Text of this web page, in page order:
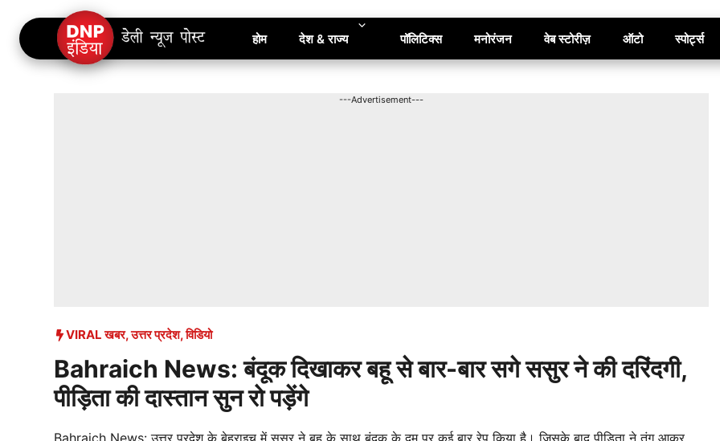
Skip
content
होम देश & राज्य पॉलिटिक्स मनोरंजन वेब स्टोरीज़ ऑटो स्पोर्ट्स
---Advertisement---
VIRAL खबर,उत्तर प्रदेश,विडियो
Bahraich News: बंदूक दिखाकर बहू से बार-बार सगे ससुर ने की दरिंदगी,
पीड़िता की दास्तान सुन रो पड़ेंगे
Bahraich News: उत्तर प्रदेश के बेहराइच में ससुर ने बहू के साथ बंदूक के दम पर कई बार रेप किया है। जिसके बाद पीड़िता ने तंग आकर